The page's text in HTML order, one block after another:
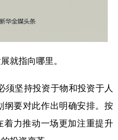
青海
黑龙江
Français عربى
日本語 한국어
指向哪里。
坚持投资于物和投资于人
纲要对此作出明确安排。按
着力推动一场更加注重提升